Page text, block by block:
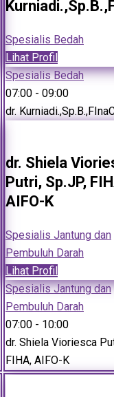
Spesialis Bedah
Lihat Profil
Spesialis Bedah
07:00 - 09:00
dr.
dr. Shiela
Putri, Sp.JP,
AIFO-K
Spesialis Jantung dan
Pembuluh Darah
Lihat Profil
Spesialis Jantung dan
Pembuluh Darah
07:00 - 10:00
dr. Shiela Vioriesca
FIHA, AIFO-K